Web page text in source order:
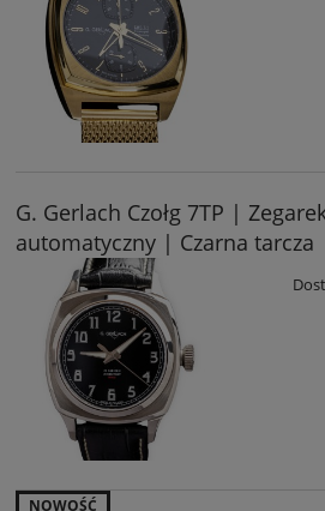
G. Gerlach Czołg 7TP |
automatyczny | Czarna tarcza
NOWOŚĆ